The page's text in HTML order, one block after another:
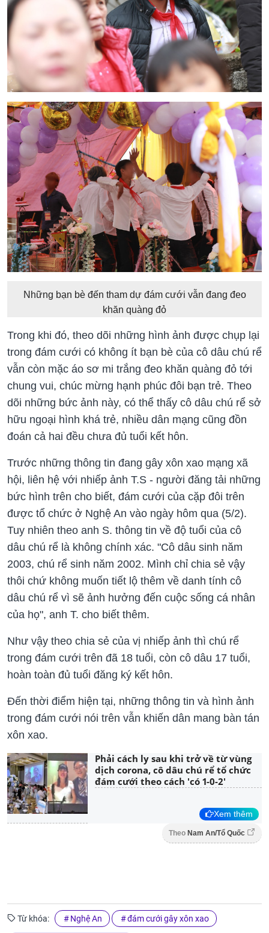
Những bạn bè đến tham dự đám cưới vẫn đang đeo
khăn quàng đỏ
Trong khi đó, theo dõi những hình ảnh được chụp lại
trong đám cưới có không ít bạn bè của cô dâu chú rể
vẫn còn mặc áo sơ mi trắng đeo khăn quàng đỏ tới
chung vui, chúc mừng hạnh phúc đôi bạn trẻ. Theo
dõi những bức ảnh này, có thể thấy cô dâu chú rể sở
hữu ngoại hình khá trẻ, nhiều dân mạng cũng đồn
đoán cả hai đều chưa đủ tuổi kết hôn.
Trước những thông tin đang gây xôn xao mạng xã
hội, liên hệ với nhiếp ảnh T.S - người đăng tải những
bức hình trên cho biết, đám cưới của cặp đôi trên
được tổ chức ở Nghệ An vào ngày hôm qua (5/2).
Tuy nhiên theo anh S. thông tin về độ tuổi của cô
dâu chú rể là không chính xác. "Cô dâu sinh năm
2003, chú rể sinh năm 2002. Mình chỉ chia sẻ vậy
thôi chứ không muốn tiết lộ thêm về danh tính cô
dâu chú rể vì sẽ ảnh hưởng đến cuộc sống cá nhân
của họ", anh T. cho biết thêm.
Như vậy theo chia sẻ của vị nhiếp ảnh thì chú rể
trong đám cưới trên đã 18 tuổi, còn cô dâu 17 tuổi,
hoàn toàn đủ tuổi đăng ký kết hôn.
Đến thời điểm hiện tại, những thông tin và hình ảnh
trong đám cưới nói trên vẫn khiến dân mang bàn tán
xôn xao.
Phải cách ly sau khi trở về từ vùng
dịch corona, cô dâu chú rể tổ chức
đám cưới theo cách 'có 1-0-2'
Xem thêm
Theo Nam An/Tổ Quốc
Từ khóa: Nghệ An đám cưới gây xôn xao